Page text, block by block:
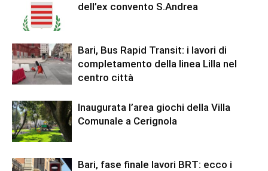
dell’ex convento S.Andrea
Bari, Bus Rapid Transit: i lavori di
completamento della linea Lilla nel
centro città
Inaugurata l’area giochi della Villa
Comunale a Cerignola
Bari, fase finale lavori BRT: ecco i